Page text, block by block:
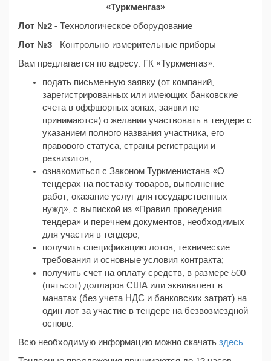
«Туркменгаз»
Лот №2 - Технологическое оборудование
Лот №3 - Контрольно-измерительные приборы
Вам предлагается по адресу: ГК «Туркменгаз»:
подать письменную заявку (от компаний,
зарегистрированных или имеющих банковские
счета в оффшорных зонах, заявки не
принимаются) о желании участвовать в тендере с
указанием полного названия участника, его
правового статуса, страны регистрации и
реквизитов;
ознакомиться с Законом Туркменистана «О
тендерах на поставку товаров, выполнение
работ, оказание услуг для государственных
нужд», с выпиской из «Правил проведения
тендера» и перечнем документов, необходимых
для участия в тендере;
получить спецификацию лотов, технические
требования и основные условия контракта;
получить счет на оплату средств, в размере 500
(пятьсот) долларов США или эквивалент в
манатах (без учета НДС и банковских затрат) на
один лот за участие в тендере на безвозмездной
основе.
Всю необходимую информацию можно скачать здесь